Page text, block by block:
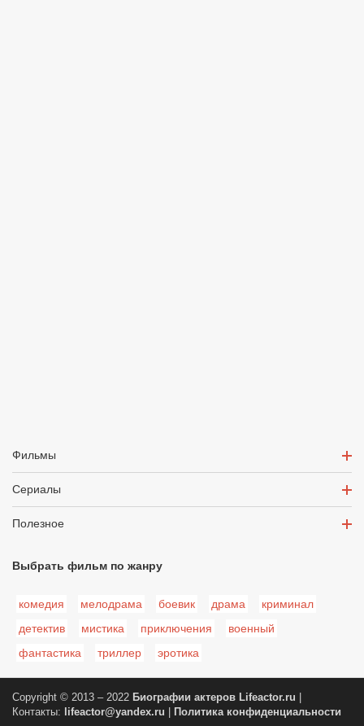
Фильмы
Сериалы
Полезное
Выбрать фильм по жанру
комедия мелодрама боевик драма
криминал
детектив
мистика приключения
военный
фантастика
триллер эротика
Copyright © 2013 – 2022 Биографии актеров Lifeactor.ru
Контакты:
lifeactor@yandex.ru Политика конфиденциальности